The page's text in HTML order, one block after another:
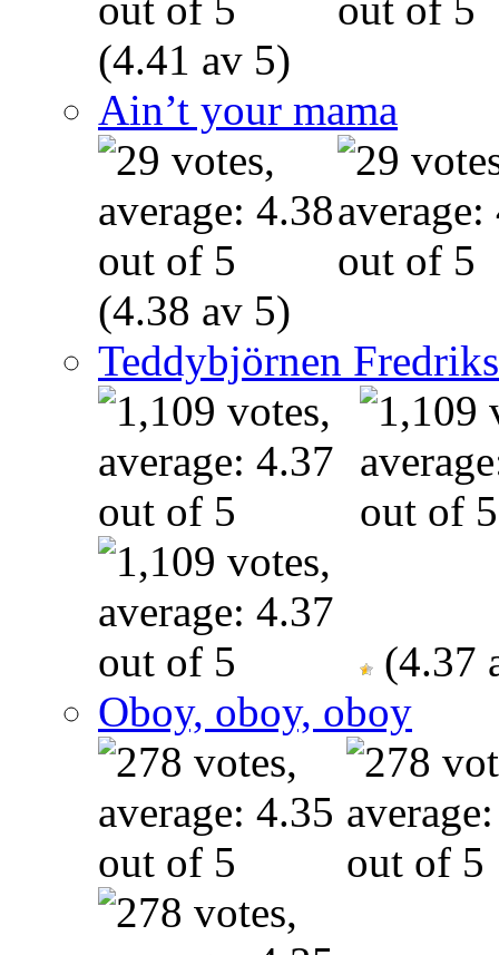
(4.41 av 5)
Ain’t your mama
(4.38 av 5)
Teddybjörnen
(4.37
Oboy, oboy, oboy